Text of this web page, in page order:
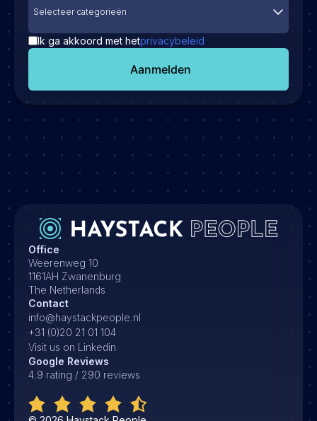
Selecteer categorieën
Ik ga akkoord met hetprivacybeleid
Aanmelden
Office
Weerenweg 10
1161AH Zwanenburg
The Netherlands
Contact
info@haystackpeople.nl
+31 (0)20 21 01 104
Visit us on Linkedin
Google Reviews
4.9 rating / 290 reviews